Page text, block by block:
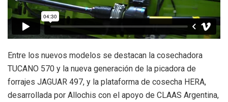
Entre los nuevos modelos se destacan la cosechadora
TUCANO 570 y la nueva generación de la picadora de
forrajes JAGUAR 497, y la plataforma de cosecha HERA,
desarrollada por Allochis con el apoyo de CLAAS Argentina,